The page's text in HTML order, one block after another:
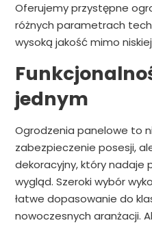
Oferujemy przystępne
różnych parametrach
wysoką jakość mimo
jednym
Ogrodzenia panelowe to
zabezpieczenie posesji,
dekoracyjny, który nadaje
wygląd. Szeroki wybór
łatwe dopasowanie do
nowoczesnych aranżacji.